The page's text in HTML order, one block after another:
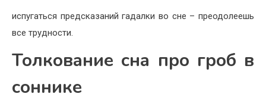
испугаться предсказаний гадалки во сне – преодолеешь
все трудности.
Толкование сна про гроб в
соннике